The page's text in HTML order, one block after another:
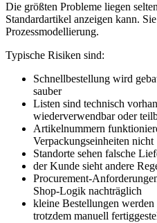
Die größten Probleme liegen
Standardartikel anzeigen kann.
Prozessmodellierung.
Typische Risiken sind:
Schnellbestellung wird
sauber
Listen sind technisch
wiederverwendbar oder
Artikelnummern
Verpackungseinheiten nicht
Standorte sehen falsche
der Kunde sieht andere
Procurement-
Shop-Logik nachträglich
kleine Bestellungen
trotzdem manuell